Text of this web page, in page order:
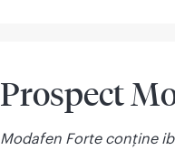
Prospect
Modafen Forte conține